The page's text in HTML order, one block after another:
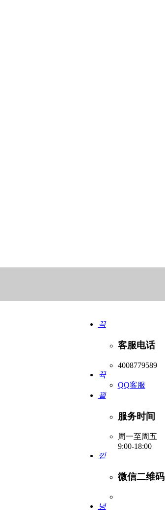
끅
客服电话
4008779589
뀩
QQ客服
뀥
服务时间
周一至周五
9:00-18:00
낃
微信二维码
녕